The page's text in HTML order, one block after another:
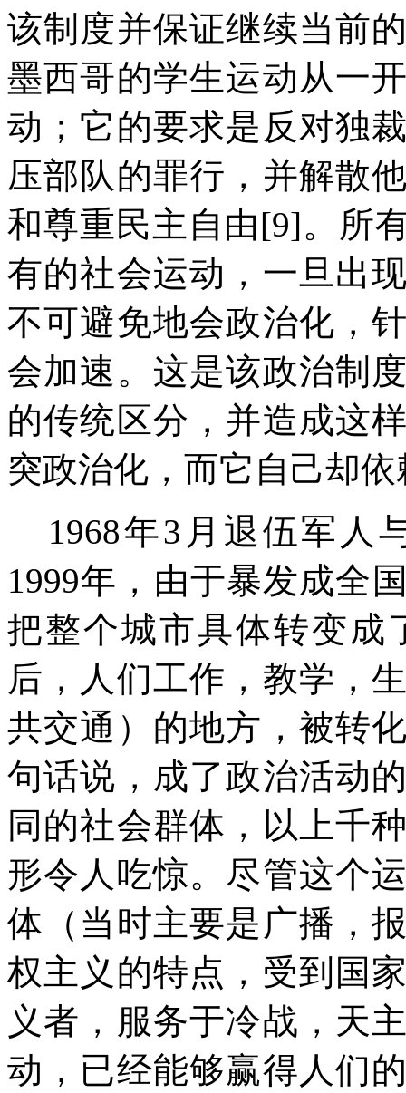
该制度并保证继续当前
墨西哥的学生运动从一
动；它的要求是反对独
压部队的罪行，并解散
和尊重民主自由[9]。所
有的社会运动，一旦出
不可避免地会政治化，
会加速。这是该政治制
的传统区分，并造成这
突政治化，而它自己却
1968年3 月退伍军人
1999年，由于暴发成全
把整个城市具体转变成
后，人们工作，教学，
共交通）的地方，被转
句话说，成了政治活动
同的社会群体，以上千
形令人吃惊。尽管这个
体（当时主要是广播，
权主义的特点，受到国
义者，服务于冷战，天
动，已经能够赢得人们